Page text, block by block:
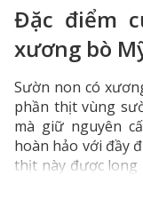
Đặc điểm
xương bò
Sườn non có
phần thịt vùng
mà giữ nguyên
hoàn hảo với đầy
thịt này được long
nướng, BBQ